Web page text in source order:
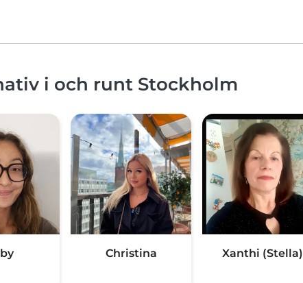
i och runt Stockholm
Christina Xanthi (Stella)